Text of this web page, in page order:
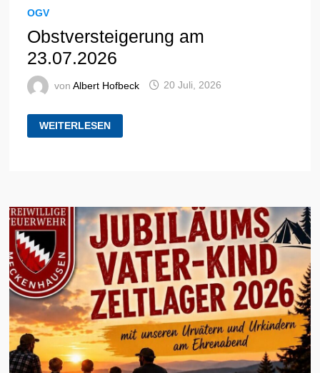
OGV
Obstversteigerung am
23.07.2026
vonAlbert Hofbeck 20 Juli, 2026
OBSTVERSTEIGERUNG
AM
23.07.2026
WEITERLESEN